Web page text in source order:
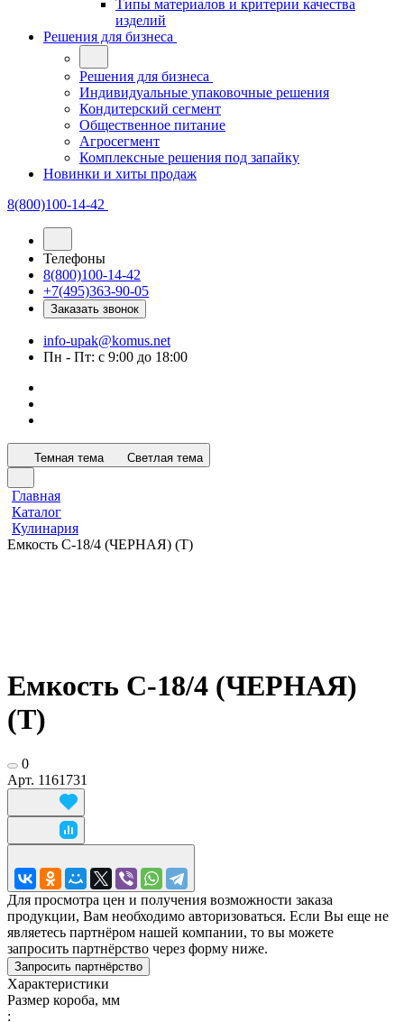
Типы материалов и критерии качества
изделий
Решения для бизнеса
Решения для бизнеса
Индивидуальные упаковочные решения
Кондитерский сегмент
Общественное питание
Агросегмент
Комплексные решения под запайку
Новинки и хиты продаж
8(800)100-14-42
Телефоны
8(800)100-14-42
+7(495)363-90-05
Заказать звонок
info-upak@komus.net
Пн - Пт: с 9:00 до 18:00
Темная тема Светлая тема
Главная
Каталог
Кулинария
Емкость С-18/4 (ЧЕРНАЯ) (Т)
Емкость С-18/4 (ЧЕРНАЯ)
(Т)
0
Арт. 1161731
Для просмотра цен и получения возможности заказа
продукции, Вам необходимо авторизоваться. Если Вы еще не
являетесь партнёром нашей компании, то вы можете
запросить партнёрство через форму ниже.
Запросить партнёрство
Характеристики
Размер короба, мм
: